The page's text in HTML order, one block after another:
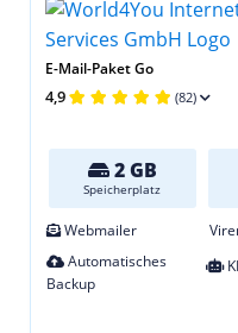
E-Mail-Paket Go
4,9 (82)
2 GB
Speicherplatz
Webmailer
Automatisches
Backup